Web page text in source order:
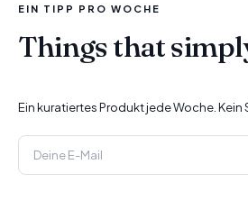
EIN TIPP PRO WOCHE
Things that
Ein kuratiertes Produkt jede Woche. Kein